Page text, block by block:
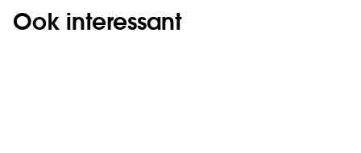
Ook interessant